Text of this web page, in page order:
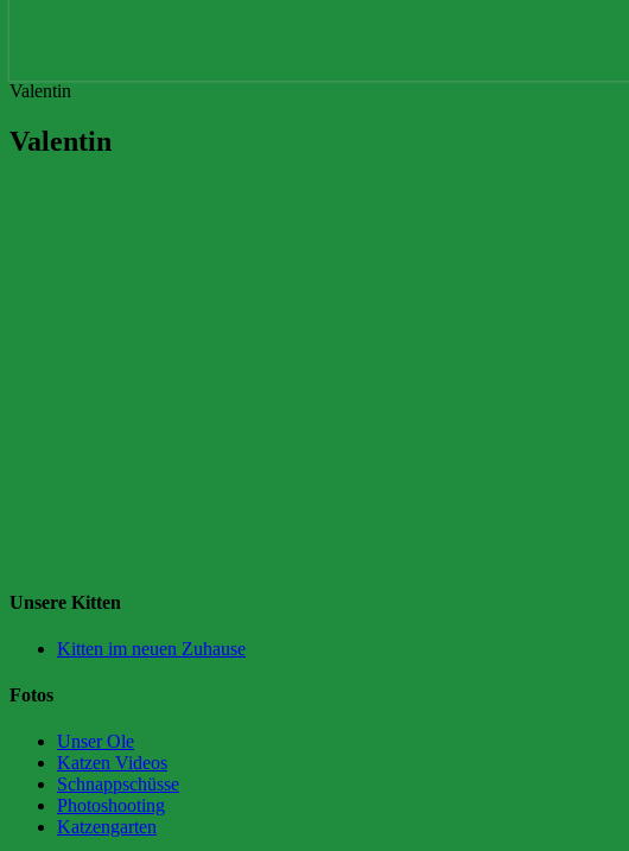
Valentin
Valentin
Unsere Kitten
Kitten im neuen Zuhause
Fotos
Unser Ole
Katzen Videos
Schnappschüsse
Photoshooting
Katzengarten